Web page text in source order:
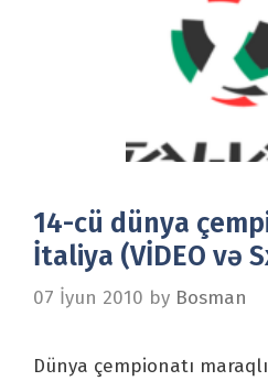
14-cü dünya
İtaliya (VİDEO və
07 İyun 2010 by Bosman
Dünya çempionatı